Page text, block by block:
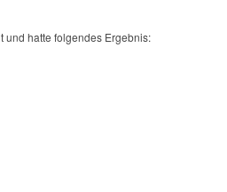
und hatte folgendes Ergebnis: